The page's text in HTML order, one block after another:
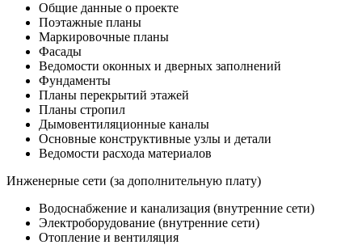
Общие данные о проекте
Поэтажные планы
Маркировочные планы
Фасады
Ведомости оконных и дверных заполнений
Фундаменты
Планы перекрытий этажей
Планы стропил
Дымовентиляционные каналы
Основные конструктивные узлы и детали
Ведомости расхода материалов
Инженерные сети (за дополнительную плату)
Водоснабжение и канализация (внутренние сети)
Электроборудование (внутренние сети)
Отопление и вентиляция